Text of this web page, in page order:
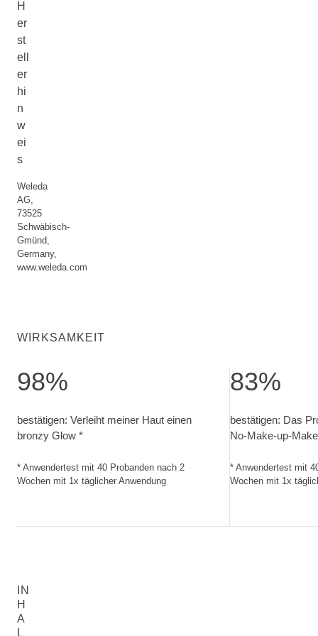
H
er
st
ell
er
hi
n
w
ei
s
Weleda
AG,
73525
Schwäbisch-
Gmünd,
Germany,
www.weleda.com
WIRKSAMKEIT
98%
bestätigen: Verleiht meiner Haut einen
bronzy Glow *
* Anwendertest mit 40 Probanden nach 2
Wochen mit 1x täglicher Anwendung
83%
bestätigen: Das
No-Make-up-
* Anwendertest mit
Wochen mit 1x
IN
H
A
L